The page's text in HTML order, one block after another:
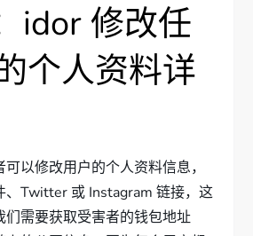
idor 修改任
个人资料详
以修改用户的个人资料信息，
、Twitter 或 Instagram 链接，这
们需要获取受害者的钱包地址